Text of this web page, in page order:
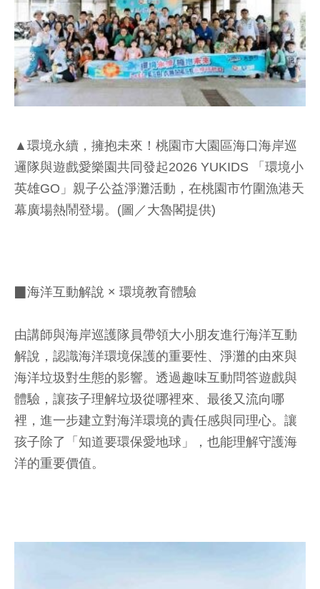
▲環境永續，擁抱未來！桃園市大園區海口海岸巡
邏隊與遊戲愛樂園共同發起2026 YUKIDS 「環境小
英雄GO」親子公益淨灘活動，在桃園市竹圍漁港天
幕廣場熱鬧登場。(圖／大魯閣提供)
▉海洋互動解說 × 環境教育體驗
由講師與海岸巡護隊員帶領大小朋友進行海洋互動
解說，認識海洋環境保護的重要性、淨灘的由來與
海洋垃圾對生態的影響。透過趣味互動問答遊戲與
體驗，讓孩子理解垃圾從哪裡來、最後又流向哪
裡，進一步建立對海洋環境的責任感與同理心。讓
孩子除了「知道要環保愛地球」，也能理解守護海
洋的重要價值。